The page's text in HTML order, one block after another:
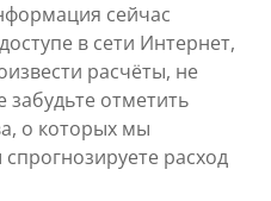
сейчас
в сети Интернет,
расчёты, не
забудьте отметить
о которых мы
расход